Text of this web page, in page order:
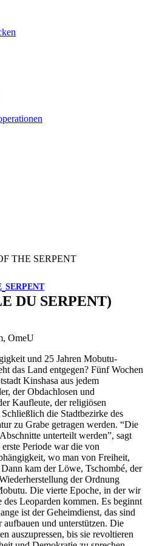
THE SERPENT
SERPENT
DU SERPENT)
OmeU
und 25 Jahren Mobutu-
das Land entgegen? Fünf Wochen
Kinshasa aus jedem
der Obdachlosen und
Kaufleute, der religiösen
die Stadtbezirke des
zu Grabe getragen werden. “Die
unterteilt werden”, sagt
Periode war die von
wo man von Freiheit,
kam der Löwe, Tschombé, der
der Ordnung
Die vierte Epoche, in der wir
des Leoparden kommen. Es beginnt
ist der Geheimdienst, das sind
und unterstützen. Die
auszupressen, bis sie revoltieren